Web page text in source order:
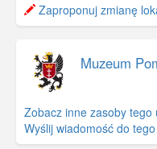
−
Zaproponuj zmianę
Muzeum
Zobacz inne zasoby tego
Wyślij wiadomość do